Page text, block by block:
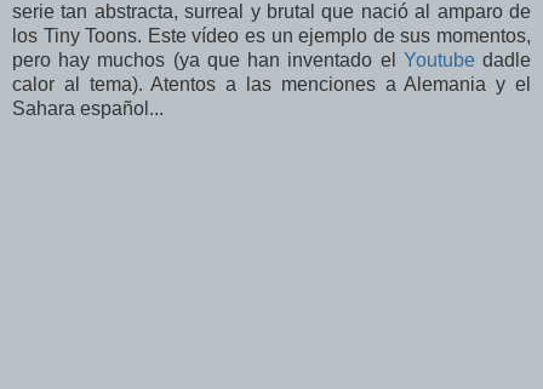
serie tan abstracta, surreal y brutal que nació al amparo de
los Tiny Toons. Este vídeo es un ejemplo de sus momentos,
pero hay muchos (ya que han inventado el Youtube dadle
calor al tema). Atentos a las menciones a Alemania y el
Sahara español...